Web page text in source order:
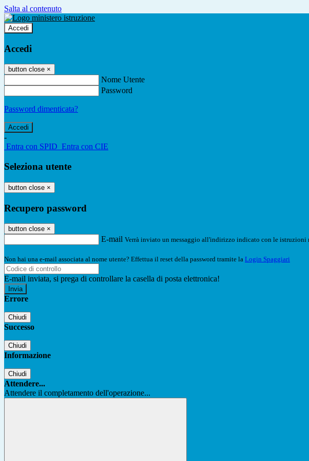
Salta al contenuto
Accedi
Accedi
button close ×
Nome Utente
Password
Password dimenticata?
-
Entra con SPID Entra con CIE
Seleziona utente
button close ×
Recupero password
button close ×
E-mail Verrà inviato un messaggio all'indirizzo indicato con le istruzioni
Non hai una e-mail associata al nome utente? Effettua il reset della password tramite la Login Spaggiari
E-mail inviata, si prega di controllare la casella di posta elettronica!
Errore
Chiudi
Successo
Chiudi
Informazione
Chiudi
Attendere...
Attendere il completamento dell'operazione...